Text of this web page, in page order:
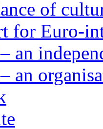
of
for Euro-
an
an